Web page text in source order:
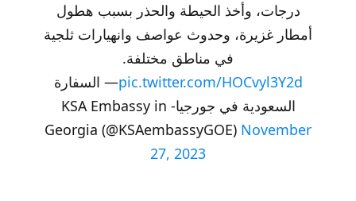
درجات، وأخذ الحيطة والحذر بسبب هطول
أمطار غزيرة، وحدوث عواصف وانهيارات ثلجية
في مناطق مختلفة.
pic.twitter.com/HOCvyl3Y2d— السفارة
السعودية في جورجيا- KSA Embassy in
Georgia (@KSAembassyGOE) November
27, 2023